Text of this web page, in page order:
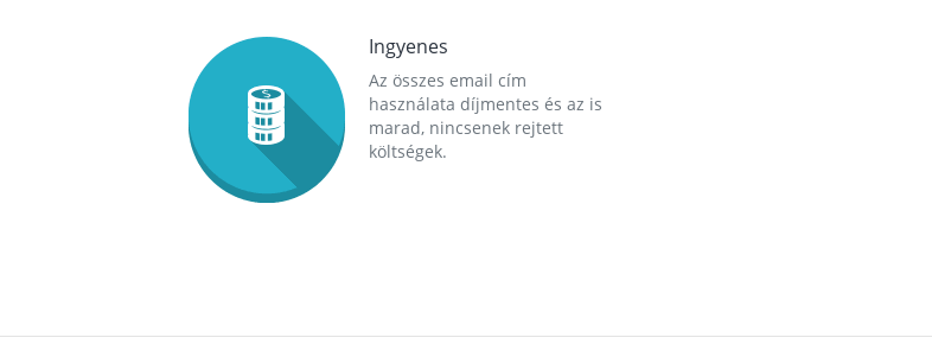
Ingyenes
Az összes email cím
használata díjmentes és az is
marad, nincsenek rejtett
költségek.